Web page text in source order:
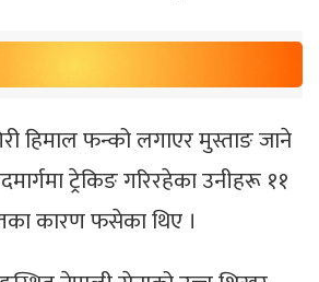
हिमाल फन्को लगाएर मुस्ताङ जाने
ट्रेकिङ गरिरहेका उनीहरू ११
कारण फसेका थिए ।